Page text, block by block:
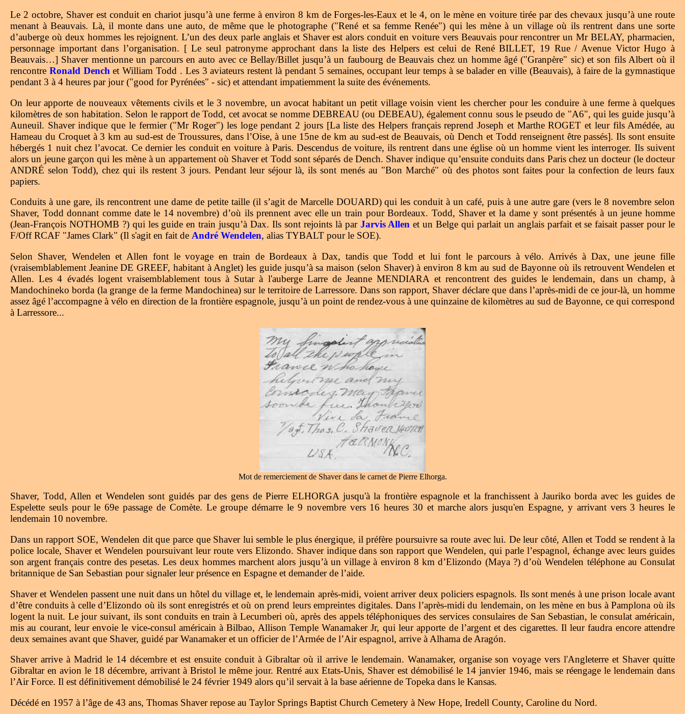
Le 2 octobre, Shaver est conduit en chariot jusqu’à une ferme à environ 8 km de Forges-les-Eaux et le 4, on le mène en voiture tirée par des chevaux jusqu’à une route
menant à Beauvais. Là, il monte dans une auto, de même que le photographe ("René et sa femme Renée") qui les mène à un village où ils rentrent dans une sorte
d’auberge où deux hommes les rejoignent. L’un des deux parle anglais et Shaver est alors conduit en voiture vers Beauvais pour rencontrer un Mr BELAY, pharmacien,
personnage important dans l’organisation. [ Le seul patronyme approchant dans la liste des Helpers est celui de René BILLET, 19 Rue / Avenue Victor Hugo à
Beauvais…] Shaver mentionne un parcours en auto avec ce Bellay/Billet jusqu’à un faubourg de Beauvais chez un homme âgé ("Granpère" sic) et son fils Albert où il
rencontre Ronald Dench et William Todd . Les 3 aviateurs restent là pendant 5 semaines, occupant leur temps à se balader en ville (Beauvais), à faire de la gymnastique
pendant 3 à 4 heures par jour ("good for Pyrénées" - sic) et attendant impatiemment la suite des événements.
On leur apporte de nouveaux vêtements civils et le 3 novembre, un avocat habitant un petit village voisin vient les chercher pour les conduire à une ferme à quelques
kilomètres de son habitation. Selon le rapport de Todd, cet avocat se nomme DEBREAU (ou DEBEAU), également connu sous le pseudo de "A6", qui les guide jusqu’à
Auneuil. Shaver indique que le fermier ("Mr Roger") les loge pendant 2 jours [La liste des Helpers français reprend Joseph et Marthe ROGET et leur fils Amédée, au
Hameau du Croquet à 3 km au sud-est de Troussures, dans l’Oise, à une 15ne de km au sud-est de Beauvais, où Dench et Todd renseignent être passés]. Ils sont ensuite
hébergés 1 nuit chez l’avocat. Ce dernier les conduit en voiture à Paris. Descendus de voiture, ils rentrent dans une église où un homme vient les interroger. Ils suivent
alors un jeune garçon qui les mène à un appartement où Shaver et Todd sont séparés de Dench. Shaver indique qu’ensuite conduits dans Paris chez un docteur (le docteur
ANDRÉ selon Todd), chez qui ils restent 3 jours. Pendant leur séjour là, ils sont menés au "Bon Marché" où des photos sont faites pour la confection de leurs faux
papiers.
Conduits à une gare, ils rencontrent une dame de petite taille (il s’agit de Marcelle DOUARD) qui les conduit à un café, puis à une autre gare (vers le 8 novembre selon
Shaver, Todd donnant comme date le 14 novembre) d’où ils prennent avec elle un train pour Bordeaux. Todd, Shaver et la dame y sont présentés à un jeune homme
(Jean-François NOTHOMB ?) qui les guide en train jusqu’à Dax. Ils sont rejoints là par Jarvis Allen et un Belge qui parlait un anglais parfait et se faisait passer pour le
F/Off RCAF "James Clark" (Il s'agit en fait de André Wendelen, alias TYBALT pour le SOE).
Selon Shaver, Wendelen et Allen font le voyage en train de Bordeaux à Dax, tandis que Todd et lui font le parcours à vélo. Arrivés à Dax, une jeune fille
(vraisemblablement Jeanine DE GREEF, habitant à Anglet) les guide jusqu’à sa maison (selon Shaver) à environ 8 km au sud de Bayonne où ils retrouvent Wendelen et
Allen. Les 4 évadés logent vraisemblablement tous à Sutar à l'auberge Larre de Jeanne MENDIARA et rencontrent des guides le lendemain, dans un champ, à
Mandochineko borda (la grange de la ferme Mandochinea) sur le territoire de Larressore. Dans son rapport, Shaver déclare que dans l’après-midi de ce jour-là, un homme
assez âgé l’accompagne à vélo en direction de la frontière espagnole, jusqu’à un point de rendez-vous à une quinzaine de kilomètres au sud de Bayonne, ce qui correspond
à Larressore...
Mot de remerciement de Shaver dans le carnet de Pierre Elhorga.
Shaver, Todd, Allen et Wendelen sont guidés par des gens de Pierre ELHORGA jusqu'à la frontière espagnole et la franchissent à Jauriko borda avec les guides de
Espelette seuls pour le 69e passage de Comète. Le groupe démarre le 9 novembre vers 16 heures 30 et marche alors jusqu'en Espagne, y arrivant vers 3 heures le
lendemain 10 novembre.
Dans un rapport SOE, Wendelen dit que parce que Shaver lui semble le plus énergique, il préfère poursuivre sa route avec lui. De leur côté, Allen et Todd se rendent à la
police locale, Shaver et Wendelen poursuivant leur route vers Elizondo. Shaver indique dans son rapport que Wendelen, qui parle l’espagnol, échange avec leurs guides
son argent français contre des pesetas. Les deux hommes marchent alors jusqu’à un village à environ 8 km d’Elizondo (Maya ?) d’où Wendelen téléphone au Consulat
britannique de San Sebastian pour signaler leur présence en Espagne et demander de l’aide.
Shaver et Wendelen passent une nuit dans un hôtel du village et, le lendemain après-midi, voient arriver deux policiers espagnols. Ils sont menés à une prison locale avant
d’être conduits à celle d’Elizondo où ils sont enregistrés et où on prend leurs empreintes digitales. Dans l’après-midi du lendemain, on les mène en bus à Pamplona où ils
logent la nuit. Le jour suivant, ils sont conduits en train à Lecumberi où, après des appels téléphoniques des services consulaires de San Sebastian, le consulat américain,
mis au courant, leur envoie le vice-consul américain à Bilbao, Allison Temple Wanamaker Jr, qui leur apporte de l’argent et des cigarettes. Il leur faudra encore attendre
deux semaines avant que Shaver, guidé par Wanamaker et un officier de l’Armée de l’Air espagnol, arrive à Alhama de Aragón.
Shaver arrive à Madrid le 14 décembre et est ensuite conduit à Gibraltar où il arrive le lendemain. Wanamaker, organise son voyage vers l'Angleterre et Shaver quitte
Gibraltar en avion le 18 décembre, arrivant à Bristol le même jour. Rentré aux Etats-Unis, Shaver est démobilisé le 14 janvier 1946, mais se réengage le lendemain dans
l’Air Force. Il est définitivement démobilisé le 24 février 1949 alors qu’il servait à la base aérienne de Topeka dans le Kansas.
Décédé en 1957 à l’âge de 43 ans, Thomas Shaver repose au Taylor Springs Baptist Church Cemetery à New Hope, Iredell County, Caroline du Nord.